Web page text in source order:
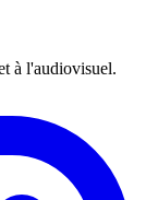
à l'audiovisuel.